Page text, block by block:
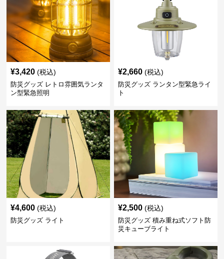
¥3,420 (税込)
防災グッズ レトロ雰囲気ランタ
ン型緊急照明
¥2,660 (税込)
防災グッズ ランタン型緊急ライ
ト
¥4,600 (税込)
防災グッズ ライト
¥2,500 (税込)
防災グッズ 積み重ね式ソフト防
災キューブライト